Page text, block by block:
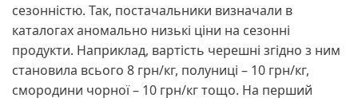
сезонністю. Так, постачальники визначали в
каталогах аномально низькі ціни на сезонні
продукти. Наприклад, вартість черешні згідно з ним
становила всього 8 грн/кг, полуниці – 10 грн/кг,
смородини чорної – 10 грн/кг тощо. На перший